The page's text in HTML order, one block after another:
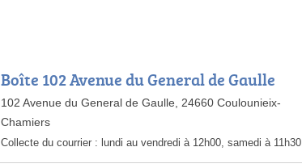
Boîte 102 Avenue du General de Gaulle
102 Avenue du General de Gaulle, 24660 Coulounieix-
Chamiers
Collecte du courrier : lundi au vendredi à 12h00, samedi à 11h30